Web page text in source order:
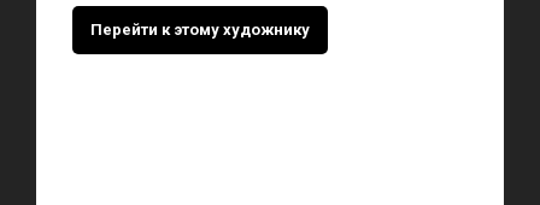
Перейти к этому художнику